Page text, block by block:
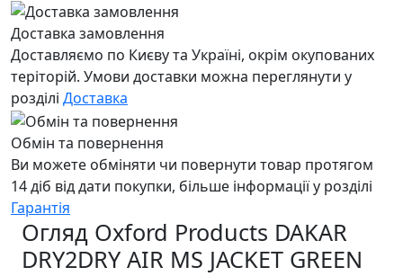
Доставка замовлення
Доставляємо по Києву та Україні, окрім окупованих
теріторій. Умови доставки можна переглянути у
розділі Доставка
Обмін та повернення
Ви можете обміняти чи повернути товар протягом
14 діб від дати покупки, більше інформації у розділі
Гарантія
Огляд Oxford Products DAKAR
DRY2DRY AIR MS JACKET GREEN